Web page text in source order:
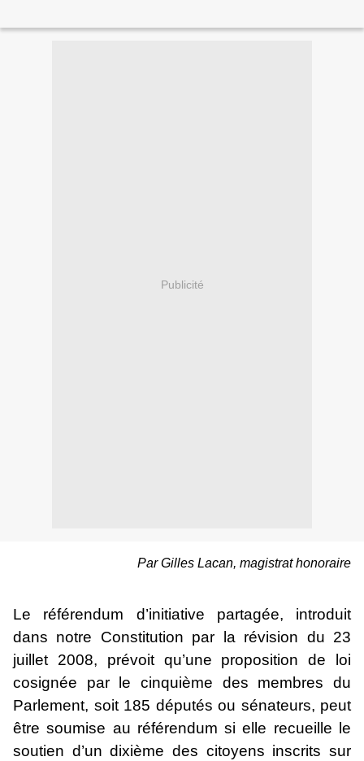
Publicité
Par Gilles Lacan, magistrat honoraire
Le référendum d’initiative partagée, introduit
dans notre Constitution par la révision du 23
juillet 2008, prévoit qu’une proposition de loi
cosignée par le cinquième des membres du
Parlement, soit 185 députés ou sénateurs, peut
être soumise au référendum si elle recueille le
soutien d’un dixième des citoyens inscrits sur